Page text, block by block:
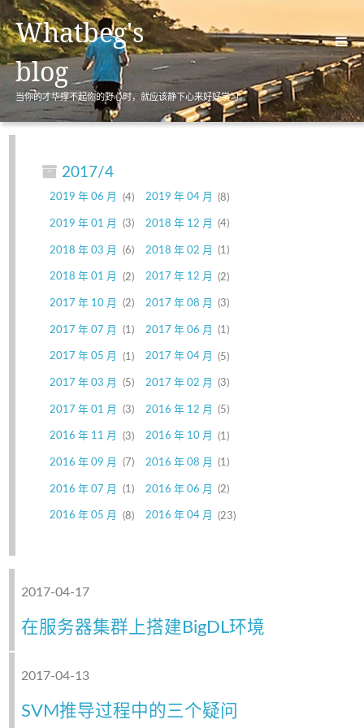
Whatbeg's
blog
当你的才华撑不起你的野心时，就应该静下心来好好学习。
首页(Home)
标签(Tags)
分类(Categories)
2017/4
2019 年 06 月 4 2019 年 04 月 8
2019 年 01 月 3 2018 年 12 月 4
2018 年 03 月 6 2018 年 02 月 1
2018 年 01 月 2 2017 年 12 月 2
2017 年 10 月 2 2017 年 08 月 3
2017 年 07 月 1 2017 年 06 月 1
2017 年 05 月 1 2017 年 04 月 5
2017 年 03 月 5 2017 年 02 月 3
2017 年 01 月 3 2016 年 12 月 5
2016 年 11 月 3 2016 年 10 月 1
2016 年 09 月 7 2016 年 08 月 1
2016 年 07 月 1 2016 年 06 月 2
2016 年 05 月 8 2016 年 04 月 23
2017-04-17
在服务器集群上搭建BigDL环境
2017-04-13
SVM推导过程中的三个疑问